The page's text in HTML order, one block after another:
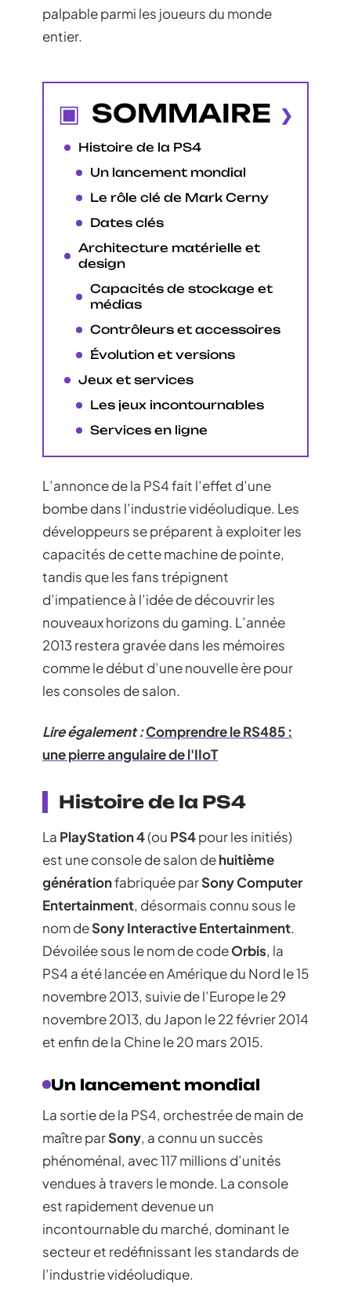
palpable parmi les joueurs du monde
entier.
SOMMAIRE
Histoire de la PS4
Un lancement mondial
Le rôle clé de Mark Cerny
Dates clés
Architecture matérielle et
design
Capacités de stockage et
médias
Contrôleurs et accessoires
Évolution et versions
Jeux et services
Les jeux incontournables
Services en ligne
L’annonce de la PS4 fait l’effet d’une
bombe dans l’industrie vidéoludique. Les
développeurs se préparent à exploiter les
capacités de cette machine de pointe,
tandis que les fans trépignent
d’impatience à l’idée de découvrir les
nouveaux horizons du gaming. L’année
2013 restera gravée dans les mémoires
comme le début d’une nouvelle ère pour
les consoles de salon.
Lire également :Comprendre le RS485 :
une pierre angulaire de l'IIoT
Histoire de la PS4
La PlayStation 4(ou PS4pour les initiés)
est une console de salon dehuitième
générationfabriquée parSony Computer
Entertainment, désormais connu sous le
nom deSony Interactive Entertainment.
Dévoilée sous le nom de codeOrbis, la
PS4 a été lancée en Amérique du Nord le 15
novembre 2013, suivie de l’Europe le 29
novembre 2013, du Japon le 22 février 2014
et enfin de la Chine le 20 mars 2015.
Un lancement mondial
La sortie de la PS4, orchestrée de main de
maître parSony, a connu un succès
phénoménal, avec 117 millions d’unités
vendues à travers le monde. La console
est rapidement devenue un
incontournable du marché, dominant le
secteur et redéfinissant les standards de
l’industrie vidéoludique.